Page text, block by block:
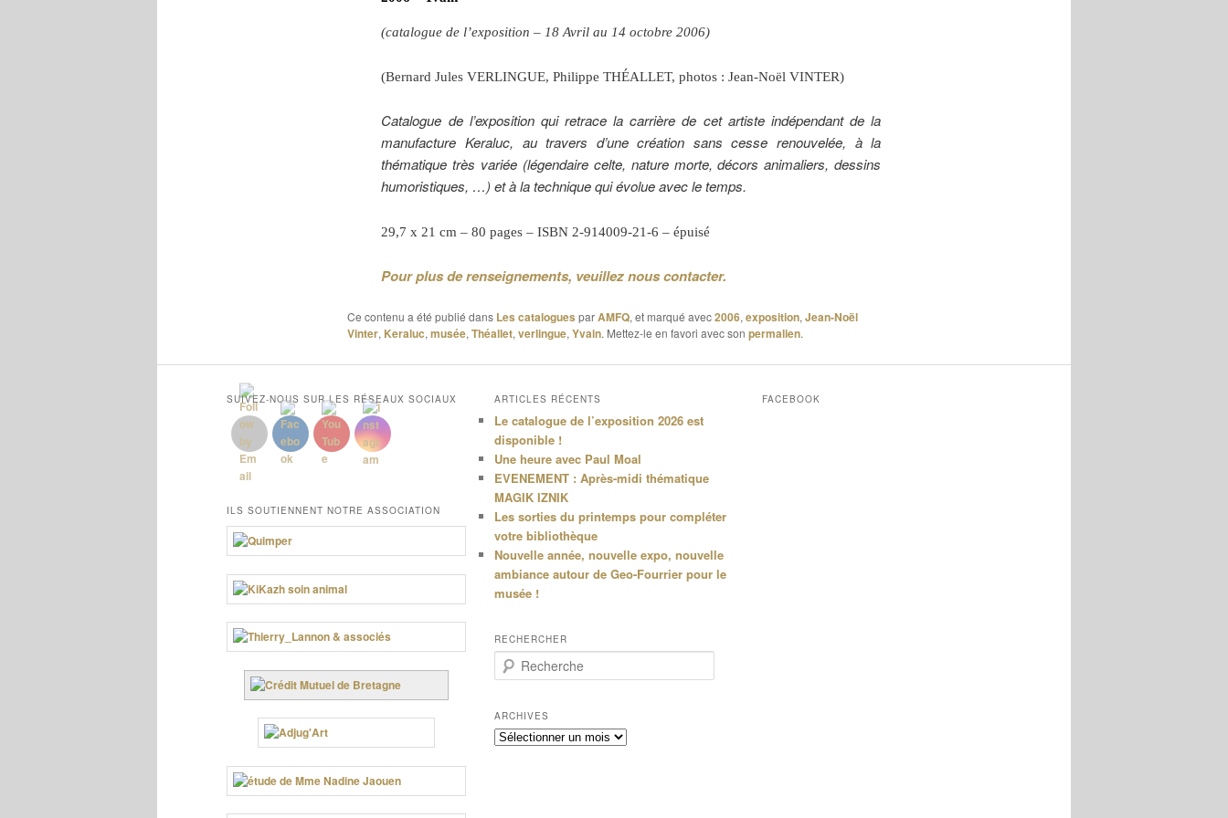
(catalogue de l’exposition – 18 Avril au 14 octobre 2006)
(Bernard Jules VERLINGUE, Philippe THÉALLET, photos : Jean-Noël VINTER)
Catalogue de l’exposition qui retrace la carrière de cet artiste indépendant de la
manufacture Keraluc, au travers d’une création sans cesse renouvelée, à la
thématique très variée (légendaire celte, nature morte, décors animaliers, dessins
humoristiques, …) et à la technique qui évolue avec le temps.
29,7 x 21 cm – 80 pages – ISBN 2-914009-21-6 – épuisé
Pour plus de renseignements, veuillez nous contacter.
Ce contenu a été publié dans Les catalogues parAMFQ, et marqué avec2006,exposition,Jean-Noël
Vinter, Keraluc,musée,Théallet,verlingue,Yvain. Mettez-le en favori avec son permalien.
SUIVEZ-NOUS SUR LES RÉSEAUX SOCIAUX
ILS SOUTIENNENT NOTRE ASSOCIATION
ARTICLES RÉCENTS
Le catalogue de l’exposition 2026 est
disponible !
Une heure avec Paul Moal
EVENEMENT : Après-midi thématique
MAGIK IZNIK
Les sorties du printemps pour compléter
votre bibliothèque
Nouvelle année, nouvelle expo, nouvelle
ambiance autour de Geo-Fourrier pour le
musée !
RECHERCHER
e
h
e
r
ARCHIVES
Archives
FACEBOOK